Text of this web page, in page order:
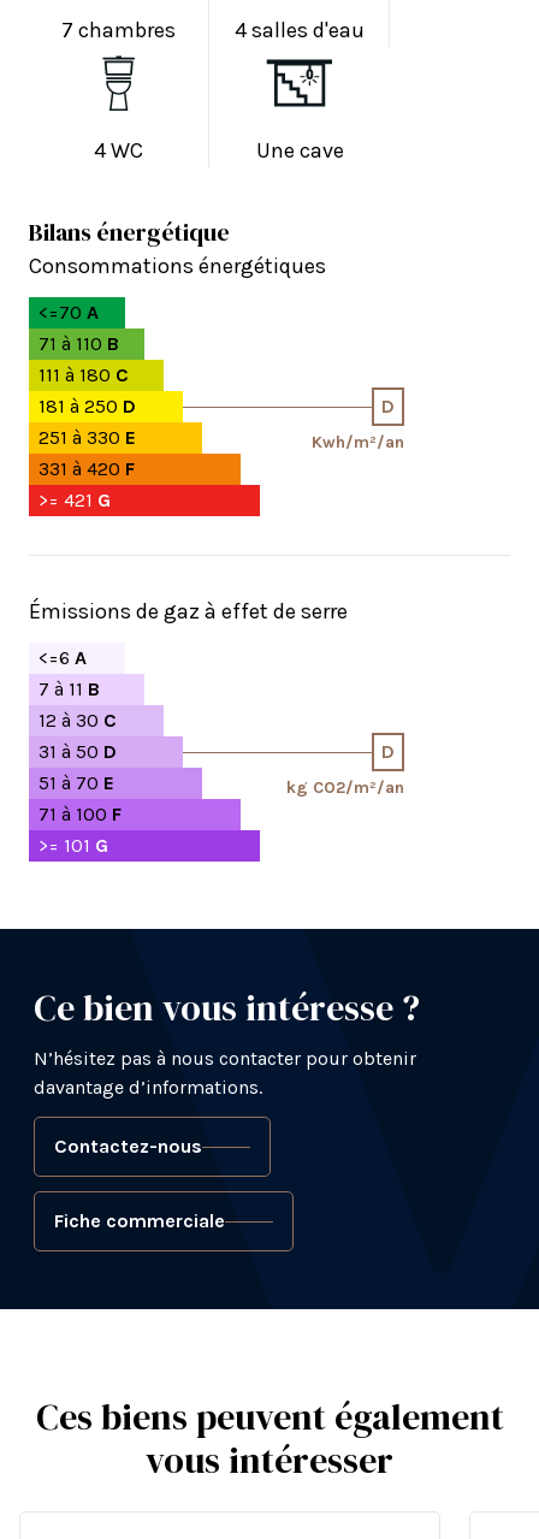
7 chambres 4 salles d'eau
4 WC Une cave
Bilans énergétique
Consommations énergétiques
<=70 A
71 à 110 B
111 à 180 C
181 à 250 D D
Kwh/m²/an
251 à 330 E
331 à 420 F
>= 421 G
Émissions de gaz à effet de serre
<=6 A
7 à 11 B
12 à 30 C
31 à 50 D D
kg CO2/m²/an
51 à 70 E
71 à 100 F
>= 101 G
Ce bien vous intéresse ?
N’hésitez pas à nous contacter pour obtenir
davantage d’informations.
Contactez-nous
Fiche commerciale
Ces biens peuvent également
vous intéresser